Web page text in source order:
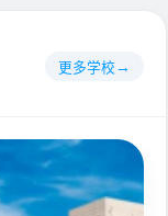
更多学校